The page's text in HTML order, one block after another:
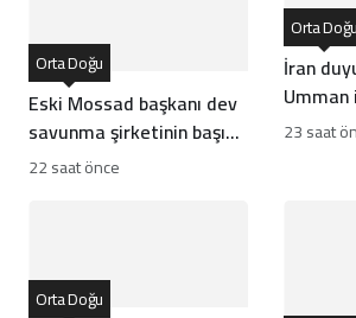
Eski Mossad başkanı dev
savunma şirketinin başına
geçti
Orta Doğu
22 saat önce
İran
Umman
Orta Doğu
23 saat
Orta Doğu